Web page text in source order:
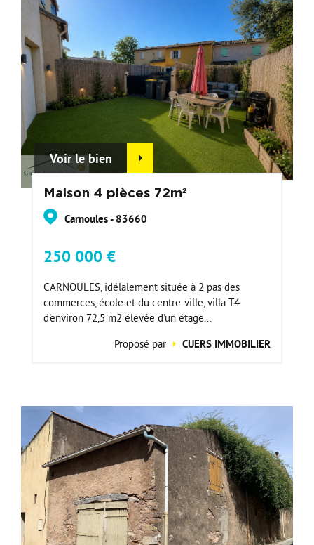
Voir le bien
Maison 4 pièces 72m²
Carnoules - 83660
250 000 €
CARNOULES, idélalement située à 2 pas des
commerces, école et du centre-ville, villa T4
d'environ 72,5 m2 élevée d'un étage...
Proposé par
CUERS IMMOBILIER